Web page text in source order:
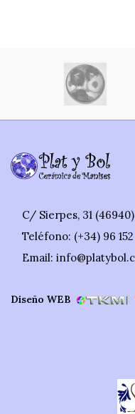
C/ Sierpes, 31
Teléfono: (+34) 96 152
Email:
Diseño WEB